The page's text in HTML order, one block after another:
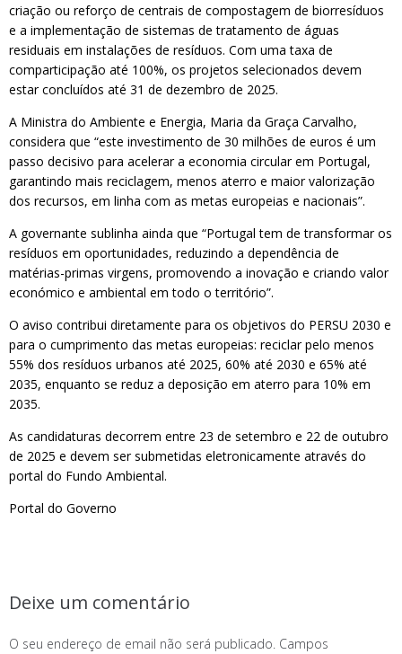
criação ou reforço de centrais de compostagem de biorresíduos
e a implementação de sistemas de tratamento de águas
residuais em instalações de resíduos. Com uma taxa de
comparticipação até 100%, os projetos selecionados devem
estar concluídos até 31 de dezembro de 2025.
A Ministra do Ambiente e Energia, Maria da Graça Carvalho,
considera que “este investimento de 30 milhões de euros é um
passo decisivo para acelerar a economia circular em Portugal,
garantindo mais reciclagem, menos aterro e maior valorização
dos recursos, em linha com as metas europeias e nacionais”.
A governante sublinha ainda que “Portugal tem de transformar os
resíduos em oportunidades, reduzindo a dependência de
matérias-primas virgens, promovendo a inovação e criando valor
económico e ambiental em todo o território”.
O aviso contribui diretamente para os objetivos do PERSU 2030 e
para o cumprimento das metas europeias: reciclar pelo menos
55% dos resíduos urbanos até 2025, 60% até 2030 e 65% até
2035, enquanto se reduz a deposição em aterro para 10% em
2035.
As candidaturas decorrem entre 23 de setembro e 22 de outubro
de 2025 e devem ser submetidas eletronicamente através do
portal do Fundo Ambiental.
Portal do Governo
Deixe um comentário
O seu endereço de email não será publicado. Campos